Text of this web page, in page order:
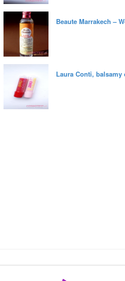
Beaute Marrakech –
Laura Conti,